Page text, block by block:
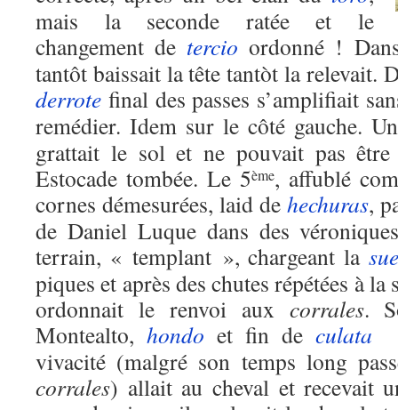
mais la seconde ratée et le
changement de tercio ordonné !
tantôt baissait la tête tantòt la relevait.
derrote final des passes s’amplifiait
remédier. Idem sur le côté gauche.
grattait le sol et ne pouvait pas
Estocade tombée. Le 5ème, affublé
cornes démesurées, laid de hechuras,
de Daniel Luque dans des
terrain, « templant », chargeant la
piques et après des chutes répétées à
ordonnait le renvoi aux corrales.
Montealto, hondo et fin de culata
vivacité (malgré son temps long
corrales) allait au cheval et recevait